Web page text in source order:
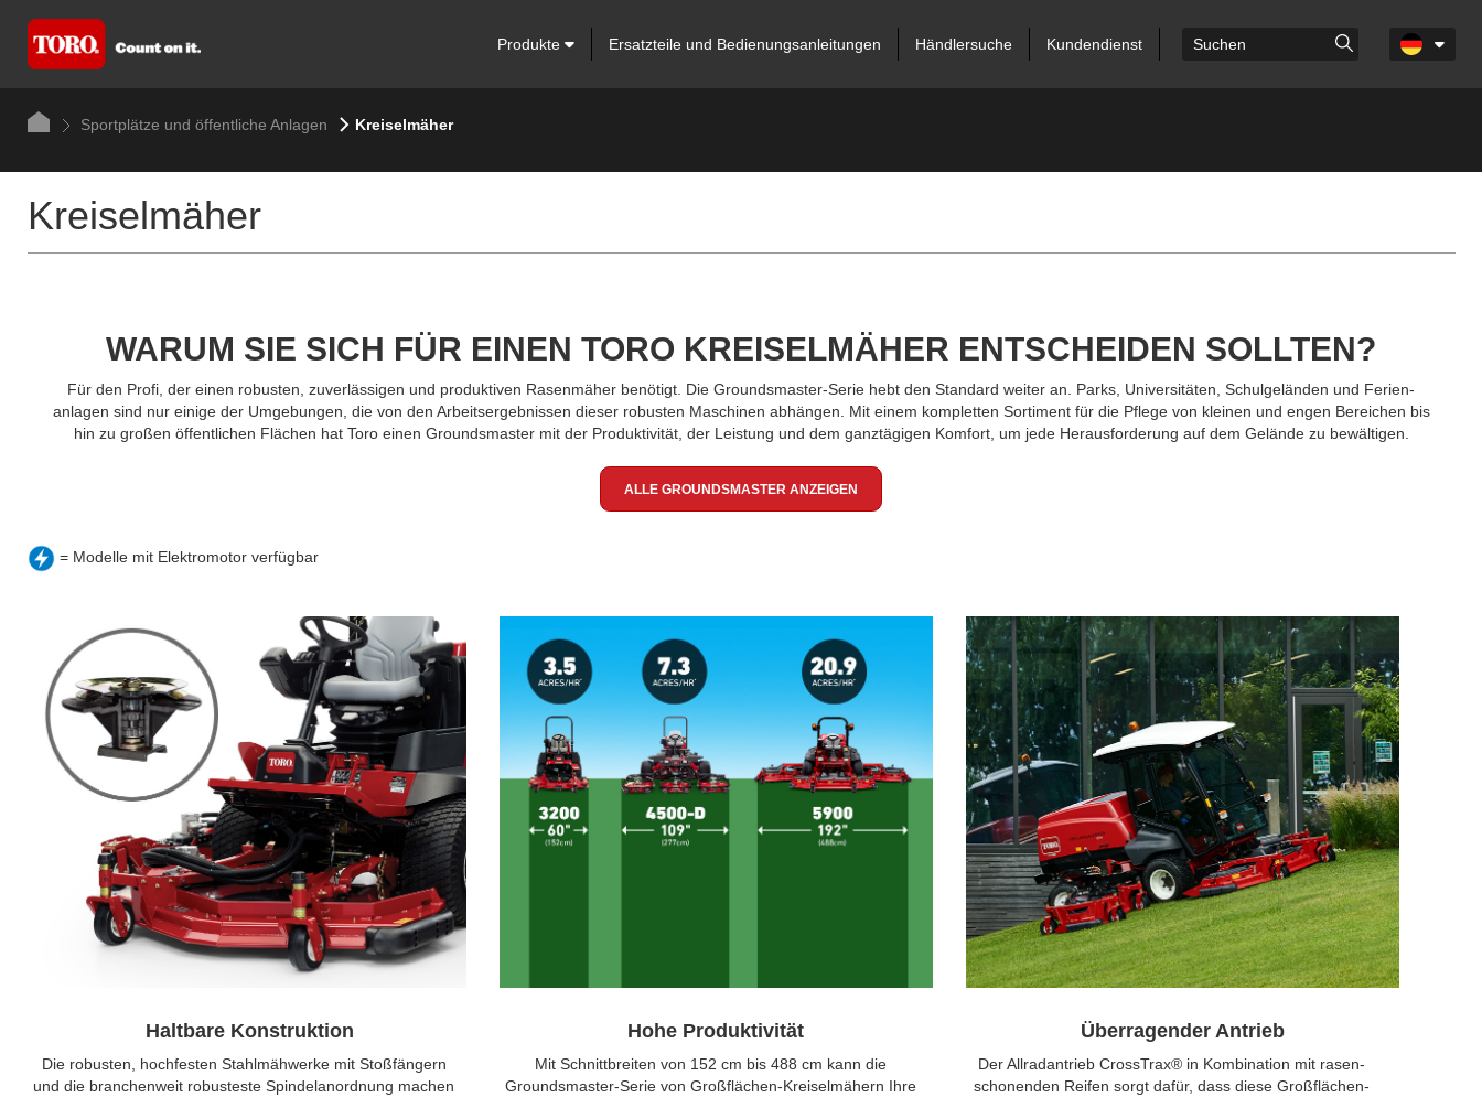
Produkte Ersatzteile und Bedienungsanleitungen Händlersuche Kundendienst
Sportplätze und öffentliche Anlagen Kreiselmäher
Kreiselmäher
WARUM SIE SICH FÜR EINEN TORO KREISELMÄHER ENTSCHEIDEN SOLLTEN?
Für den Profi, der einen robusten, zuverlässigen und produktiven Rasenmäher benötigt. Die Groundsmaster-Serie hebt den Standard weiter an. Parks, Universitäten, Schulgeländen und Ferien­
anlagen sind nur einige der Um­gebungen, die von den Arbeits­ergebnissen dieser robusten Maschinen abhängen. Mit einem kompletten Sortiment für die Pflege von kleinen und engen Bereichen bis
hin zu großen öffentlichen Flächen hat Toro einen Groundsmaster mit der Produktivität, der Leistung und dem ganztägigen Komfort, um jede Herausforderung auf dem Gelände zu bewältigen.
ALLE GROUNDSMASTER ANZEIGEN
= Modelle mit Elektromotor verfügbar
Haltbare Konstruktion
Die robusten, hochfesten Stahlmähwerke mit Stoßfängern
und die branchenweit robusteste Spindelanordnung machen
Hohe Produktivität
Mit Schnittbreiten von 152 cm bis 488 cm kann die
Groundsmaster-Serie von Großflächen-Kreiselmähern Ihre
Überragender Antrieb
Der Allradantrieb CrossTrax® in Kombination mit rasen­
schonenden Reifen sorgt dafür, dass diese Großflächen-